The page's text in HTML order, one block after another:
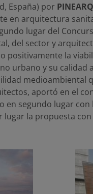
España) por
en arquitectura
lugar del
del sector y
positivamente la
urbano y su calidad
medioambiental
aportó en el
en segundo lugar
la propuesta con